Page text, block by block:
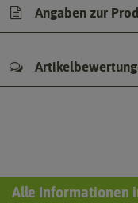
Angaben zur
Alle Informationen